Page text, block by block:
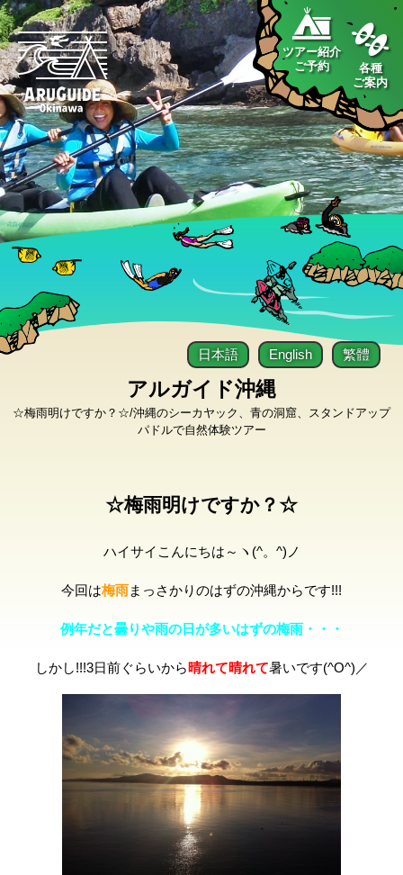
ツアー紹介
ご予約
各種
ご案内
アルガイド沖縄
☆梅雨明けですか？☆/沖縄のシーカヤック、青の洞窟、スタンドアップ
パドルで自然体験ツアー
日本語 English 繁體
☆梅雨明けですか？☆
ハイサイこんにちは～ヽ(^。^)ノ
今回は梅雨まっさかりのはずの沖縄からです!!!
例年だと曇りや雨の日が多いはずの梅雨・・・
しかし!!!3日前ぐらいから晴れて晴れて暑いです(^O^)／